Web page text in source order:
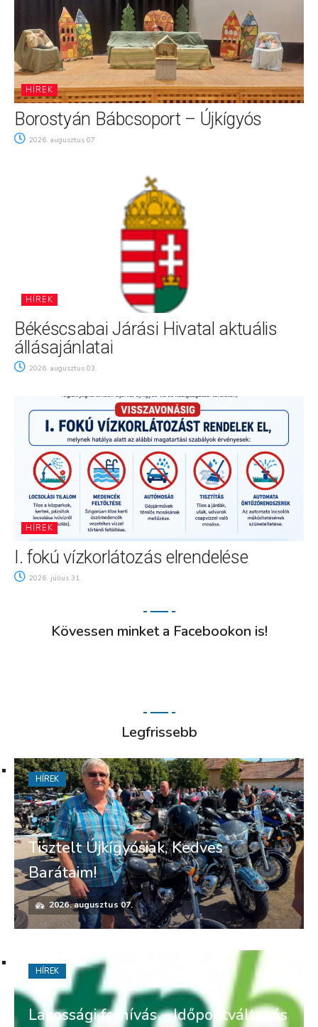
HÍREK
Borostyán Bábcsoport – Újkígyós
2026. augusztus 07.
HÍREK
Békéscsabai Járási Hivatal aktuális
állásajánlatai
2026. augusztus 03.
HÍREK
I. fokú vízkorlátozás elrendelése
2026. július 31.
Kövessen minket a Facebookon is!
Legfrissebb
Tisztelt Újkígyósiak, Kedves
Barátaim!
2026. augusztus 07.
HÍREK
Lakossági felhívás – Időpontváltozás
HÍREK